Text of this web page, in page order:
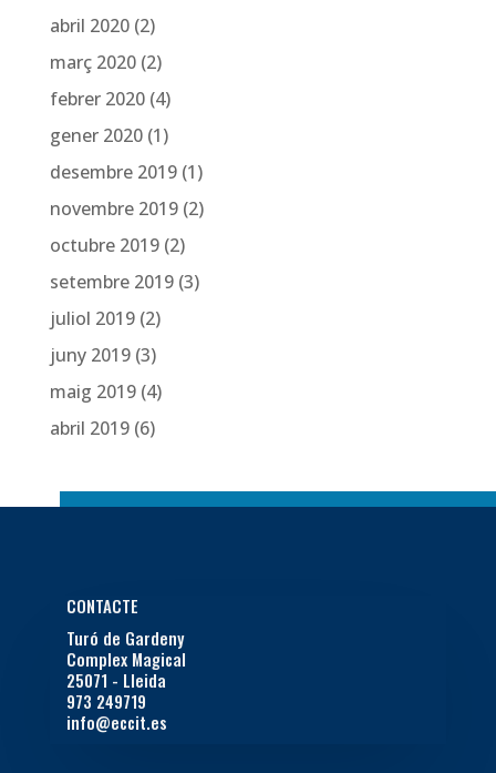
abril 2020(2)
març 2020(2)
febrer 2020(4)
gener 2020(1)
desembre 2019(1)
novembre 2019(2)
octubre 2019(2)
setembre 2019(3)
juliol 2019(2)
juny 2019(3)
maig 2019(4)
abril 2019(6)
CONTACTE
Turó de Gardeny
Complex Magical
25071 - Lleida
973 249719
info@eccit.es